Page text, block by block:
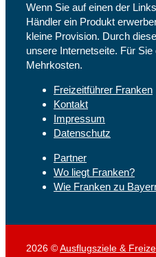
Wenn Sie auf einen der
Händler ein Produkt
kleine Provision. Durch
unsere Internetseite. Für
Mehrkosten.
Freizeitführer Franken
Kontakt
Impressum
Datenschutz
Partner
Wo liegt Franken?
Wie Franken zu
2026 ©Ausflugsziele &